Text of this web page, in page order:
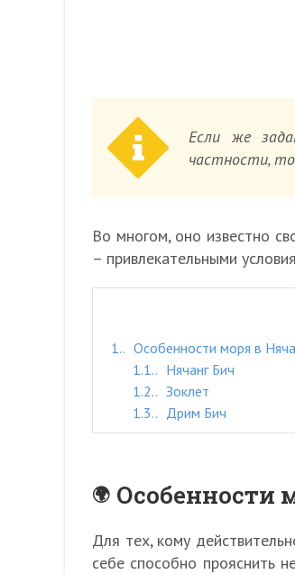
Если же
частности,
Во многом, оно известно
– привлекательными
1.
Особенности моря в
1.1.
Нячанг Бич
1.2.
Зоклет
1.3.
Дрим Бич
Особенности
Для тех, кому
себе способно прояснить